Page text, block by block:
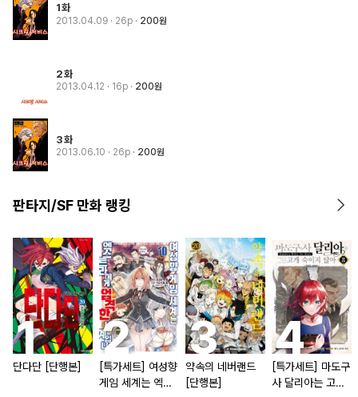
1화
2013.04.09 · 26p 200원
2화
2013.04.12 · 16p 200원
3화
2013.06.10 · 26p 200원
판타지/SF 만화 랭킹
단다단 [단행본]
[특가세트] 여성향
게임 세계는 엑스
약속의 네버랜드
[단행본]
[특가세트] 마도구
사 달리아는 고개